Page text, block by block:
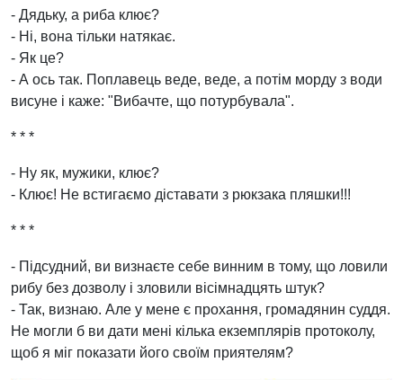
- Дядьку, а риба клює?
- Ні, вона тільки натякає.
- Як це?
- А ось так. Поплавець веде, веде, а потім морду з води
висуне і каже: "Вибачте, що потурбувала".
* * *
- Ну як, мужики, клює?
- Клює! Не встигаємо діставати з рюкзака пляшки!!!
* * *
- Підсудний, ви визнаєте себе винним в тому, що ловили
рибу без дозволу і зловили вісімнадцять штук?
- Так, визнаю. Але у мене є прохання, громадянин суддя.
Не могли б ви дати мені кілька екземплярів протоколу,
щоб я міг показати його своїм приятелям?